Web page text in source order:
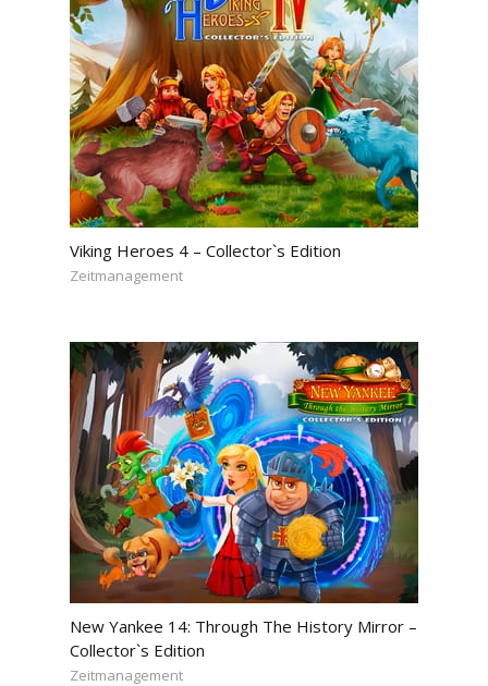
Viking Heroes 4 – Collector`s Edition
Zeitmanagement
New Yankee 14: Through The History Mirror –
Collector`s Edition
Zeitmanagement